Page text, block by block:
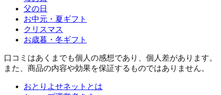
父の日
お中元・夏ギフト
クリスマス
お歳暮・冬ギフト
口コミはあくまでも個人の感想であり、個人差があります。
また、商品の内容や効果を保証するものではありません。
おとりよせネットとは